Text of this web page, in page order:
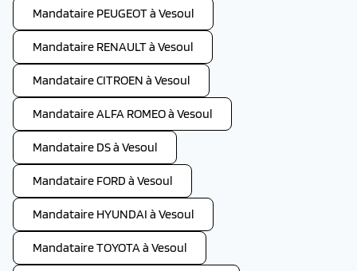
Mandataire PEUGEOT à Vesoul
Mandataire RENAULT à Vesoul
Mandataire CITROEN à Vesoul
Mandataire ALFA ROMEO à Vesoul
Mandataire DS à Vesoul
Mandataire FORD à Vesoul
Mandataire HYUNDAI à Vesoul
Mandataire TOYOTA à Vesoul